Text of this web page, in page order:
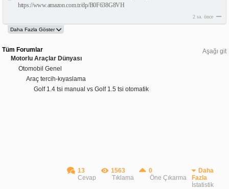
https://www.amazon.com.tr/dp/B0F638G8VH
2 sa. önce
Aşağı git
Tüm Forumlar
Motorlu Araçlar Dünyası
Otomobil Genel
Araç tercih-kıyaslama
Golf 1.4 tsi manual vs Golf 1.5 tsi otomatik
13
Cevap
1563
Tıklama
0
Öne Çıkarma
Daha
Fazla
İstatistik